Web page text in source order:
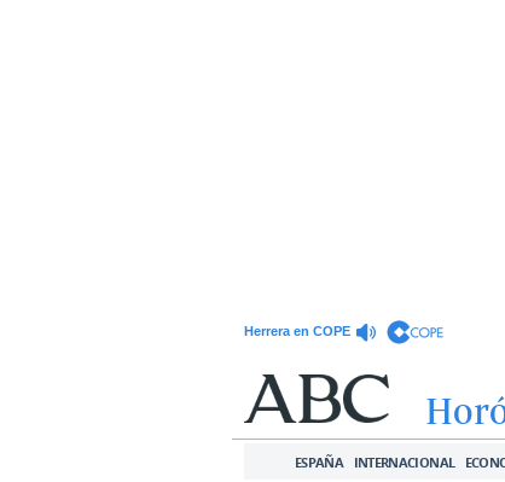
Herrera en COPE
ESPAÑA INTERNACIONAL